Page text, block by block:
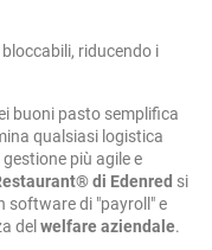
riducendo i
buoni pasto semplifica
qualsiasi logistica
più agile e
di Edenred si
software di "payroll" e
del welfare aziendale.